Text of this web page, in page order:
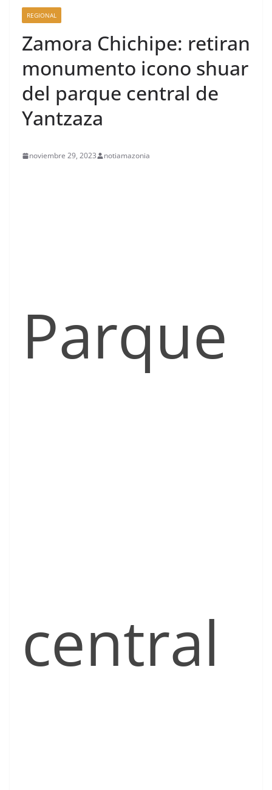
REGIONAL
Zamora Chichipe: retiran
monumento icono shuar
del parque central de
Yantzaza
noviembre 29, 2023 notiamazonia
Parque
central